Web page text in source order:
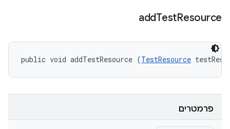
addTestResource
public void addTestResource (TestResource
פרמטרים